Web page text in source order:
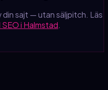
din sajt — utan säljpitch. Läs
SEO i Halmstad.